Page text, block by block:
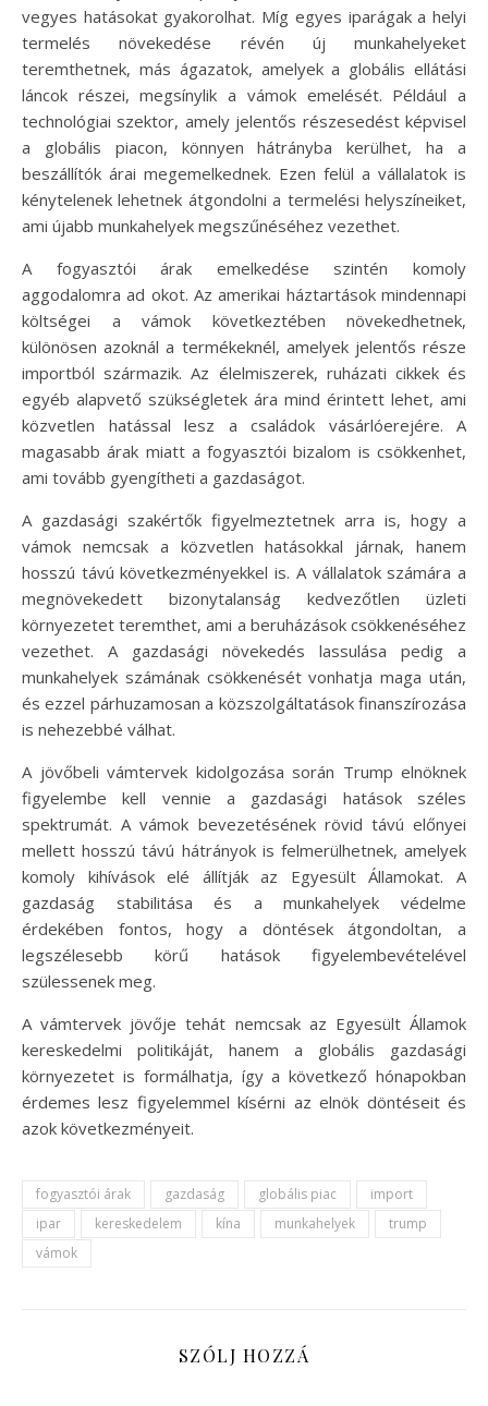
vegyes hatásokat gyakorolhat. Míg egyes iparágak a helyi
termelés növekedése révén új munkahelyeket
teremthetnek, más ágazatok, amelyek a globális ellátási
láncok részei, megsínylik a vámok emelését. Például a
technológiai szektor, amely jelentős részesedést képvisel
a globális piacon, könnyen hátrányba kerülhet, ha a
beszállítók árai megemelkednek. Ezen felül a vállalatok is
kénytelenek lehetnek átgondolni a termelési helyszíneiket,
ami újabb munkahelyek megszűnéséhez vezethet.
A fogyasztói árak emelkedése szintén komoly
aggodalomra ad okot. Az amerikai háztartások mindennapi
költségei a vámok következtében növekedhetnek,
különösen azoknál a termékeknél, amelyek jelentős része
importból származik. Az élelmiszerek, ruházati cikkek és
egyéb alapvető szükségletek ára mind érintett lehet, ami
közvetlen hatással lesz a családok vásárlóerejére. A
magasabb árak miatt a fogyasztói bizalom is csökkenhet,
ami tovább gyengítheti a gazdaságot.
A gazdasági szakértők figyelmeztetnek arra is, hogy a
vámok nemcsak a közvetlen hatásokkal járnak, hanem
hosszú távú következményekkel is. A vállalatok számára a
megnövekedett bizonytalanság kedvezőtlen üzleti
környezetet teremthet, ami a beruházások csökkenéséhez
vezethet. A gazdasági növekedés lassulása pedig a
munkahelyek számának csökkenését vonhatja maga után,
és ezzel párhuzamosan a közszolgáltatások finanszírozása
is nehezebbé válhat.
A jövőbeli vámtervek kidolgozása során Trump elnöknek
figyelembe kell vennie a gazdasági hatások széles
spektrumát. A vámok bevezetésének rövid távú előnyei
mellett hosszú távú hátrányok is felmerülhetnek, amelyek
komoly kihívások elé állítják az Egyesült Államokat. A
gazdaság stabilitása és a munkahelyek védelme
érdekében fontos, hogy a döntések átgondoltan, a
legszélesebb körű hatások figyelembevételével
szülessenek meg.
A vámtervek jövője tehát nemcsak az Egyesült Államok
kereskedelmi politikáját, hanem a globális gazdasági
környezetet is formálhatja, így a következő hónapokban
érdemes lesz figyelemmel kísérni az elnök döntéseit és
azok következményeit.
fogyasztói árak gazdaság globális piac
import
ipar
kereskedelem kína munkahelyek
trump
vámok
SZÓLJ HOZZÁ